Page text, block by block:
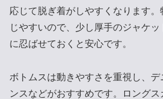
応じて脱ぎ着がしやすくなります
じやすいので、少し厚手のジャケ
に忍ばせておくと安心です。
ボトムスは動きやすさを重視し、
ンスなどがおすすめです。ロング